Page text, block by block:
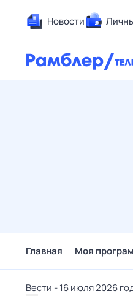
Новости
Главная Моя
Вести - 16 июля 2026